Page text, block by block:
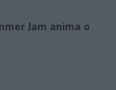
Jam anima o